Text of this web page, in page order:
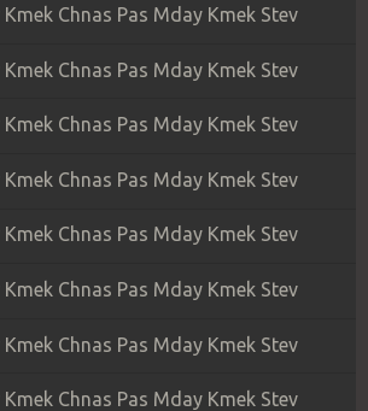
Chnas Pas Mday Kmek Stev
Chnas Pas Mday Kmek Stev
Chnas Pas Mday Kmek Stev
Chnas Pas Mday Kmek Stev
Chnas Pas Mday Kmek Stev
Chnas Pas Mday Kmek Stev
Chnas Pas Mday Kmek Stev
Chnas Pas Mday Kmek Stev